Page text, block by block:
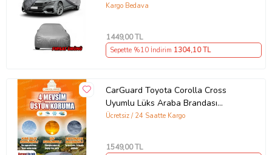
Kargo Bedava
1449,00 TL
Sepette %10 İndirim 1304,10 TL
CarGuard Toyota Corolla Cross
Uyumlu Lüks Araba Brandası
Miflonlu Branda Oto Çadır Örtü
Ücretsiz / 24 Saatte Kargo
1549,00 TL